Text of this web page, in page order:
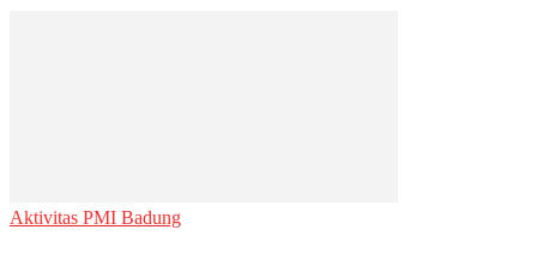
Aktivitas PMI Badung